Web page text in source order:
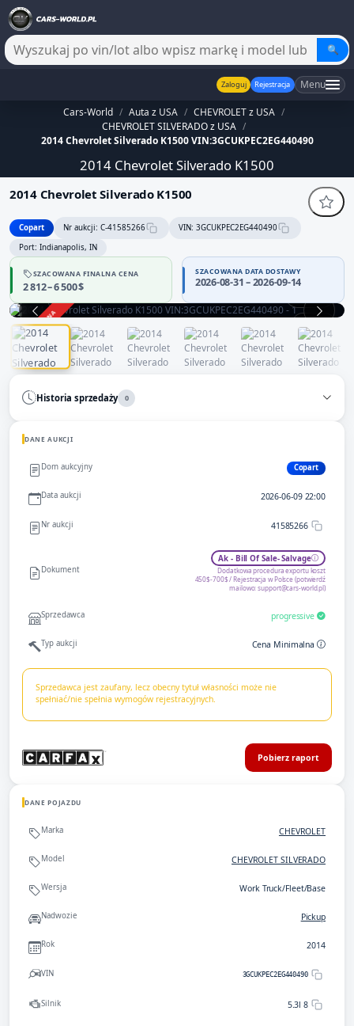
🔍
Zaloguj Rejestracja Menu
Cars-World / Auta z USA / CHEVROLET z USA /
CHEVROLET SILVERADO z USA /
2014 Chevrolet Silverado K1500 VIN:3GCUKPEC2EG440490
2014 Chevrolet Silverado K1500
2014 Chevrolet Silverado K1500
Copart Nr aukcji: C-41585266
VIN: 3GCUKPEC2EG440490
Port: Indianapolis, IN
SZACOWANA FINALNA CENA
2 812 – 6 500 $
SZACOWANA DATA DOSTAWY
2026-08-31 – 2026-09-14
ZAKOŃCZONA
Historia sprzedaży 0
DANE AUKCJI
Dom aukcyjny Copart
Data aukcji 2026-06-09 22:00
Nr aukcji 41585266
Dokument
Ak - Bill Of Sale- Salvage
Dodatkowa procedura exportu koszt
450$-700$ / Rejestracja w Polsce (potwierdź
mailowo:support@cars-world.pl)
Sprzedawca progressive
Typ aukcji Cena Minimalna
Sprzedawca jest zaufany, lecz obecny tytuł własności może nie
spełniać/nie spełnia wymogów rejestracyjnych.
Pobierz raport
DANE POJAZDU
Marka CHEVROLET
Model CHEVROLET SILVERADO
Wersja Work Truck/Fleet/Base
Nadwozie Pickup
Rok 2014
VIN 3GCUKPEC2EG440490
Silnik 5.3l 8